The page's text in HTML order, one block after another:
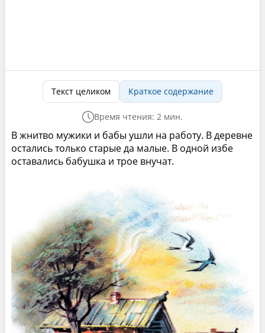
Текст целиком Краткое содержание
Время чтения: 2 мин.
В жнитво мужики и бабы ушли на работу. В деревне
остались только старые да малые. В одной избе
оставались бабушка и трое внучат.